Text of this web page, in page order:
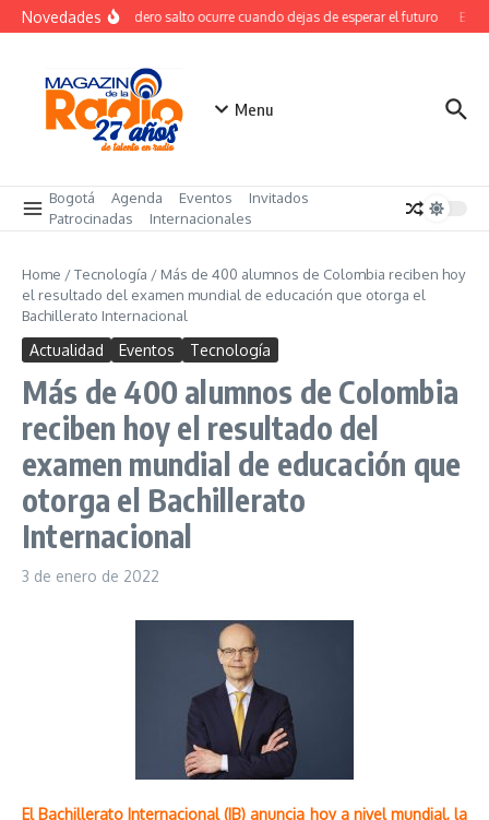
Saltar al contenido
NovedadesEl verdadero salto ocurre cuando dejas de esperar el futuro El
Menu
Bogotá Agenda Eventos
Invitados
Patrocinadas
Internacionales
Home /Tecnología / Más de 400 alumnos de Colombia reciben hoy
el resultado del examen mundial de educación que otorga el
Bachillerato Internacional
Actualidad Eventos Tecnología
Más de 400 alumnos de Colombia
reciben hoy el resultado del
examen mundial de educación que
otorga el Bachillerato
Internacional
3 de enero de 2022
El Bachillerato Internacional (IB) anuncia hoy a nivel mundial, la